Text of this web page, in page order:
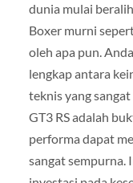
dunia mulai
Boxer murni
oleh apa pun.
lengkap antara
teknis yang
GT3 RS adalah
performa dapat
sangat sempurna.